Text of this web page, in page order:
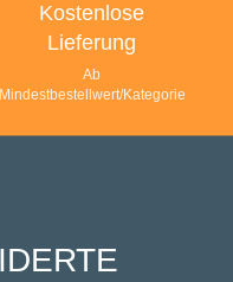
Kostenlose
Lieferung
Ab
Mindestbestellwert/Kategorie
F